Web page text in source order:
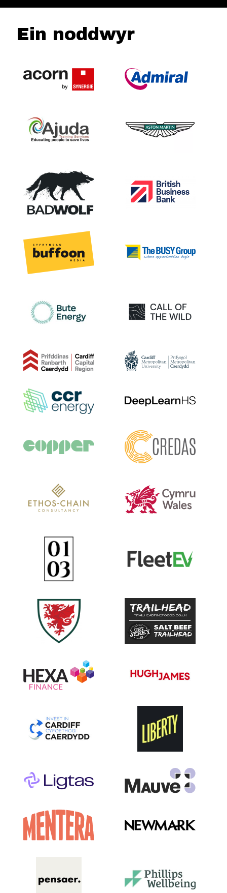
Ein noddwyr